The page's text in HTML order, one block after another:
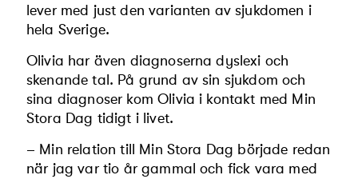
lever med just den varianten av sjukdomen i
hela Sverige.
Olivia har även diagnoserna dyslexi och
skenande tal. På grund av sin sjukdom och
sina diagnoser kom Olivia i kontakt med Min
Stora Dag tidigt i livet.
– Min relation till Min Stora Dag började redan
när jag var tio år gammal och fick vara med